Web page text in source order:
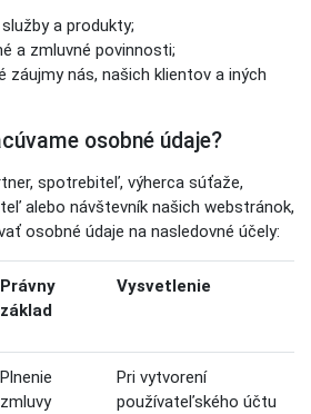
a produkty;
a zmluvné povinnosti;
záujmy nás, našich klientov a iných
osobné údaje?
spotrebiteľ, výherca súťaže,
alebo návštevník našich webstránok,
osobné údaje na nasledovné účely:
Právny
základ
Vysvetlenie
Plnenie
zmluvy
Pri vytvorení
používateľského účtu